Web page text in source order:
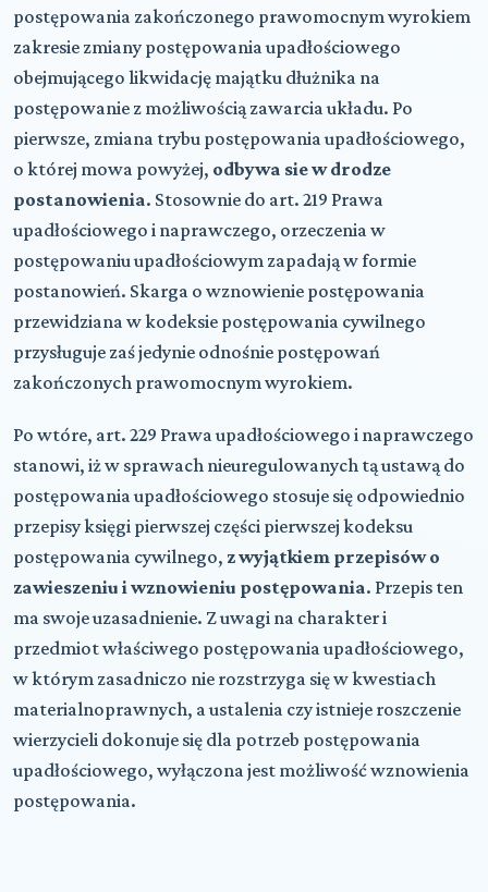
postępowania zakończonego prawomocnym wyrokiem
zakresie zmiany postępowania upadłościowego
obejmującego likwidację majątku dłużnika na
postępowanie z możliwością zawarcia układu. Po
pierwsze, zmiana trybu postępowania upadłościowego,
o której mowa powyżej, odbywa sie w drodze
postanowienia. Stosownie do art. 219 Prawa
upadłościowego i naprawczego, orzeczenia w
postępowaniu upadłościowym zapadają w formie
postanowień. Skarga o wznowienie postępowania
przewidziana w kodeksie postępowania cywilnego
przysługuje zaś jedynie odnośnie postępowań
zakończonych prawomocnym wyrokiem.
Po wtóre, art. 229 Prawa upadłościowego i naprawczego
stanowi, iż w sprawach nieuregulowanych tą ustawą do
postępowania upadłościowego stosuje się odpowiednio
przepisy księgi pierwszej części pierwszej kodeksu
postępowania cywilnego, z wyjątkiem przepisów o
zawieszeniu i wznowieniu postępowania. Przepis ten
ma swoje uzasadnienie. Z uwagi na charakter i
przedmiot właściwego postępowania upadłościowego,
w którym zasadniczo nie rozstrzyga się w kwestiach
materialnoprawnych, a ustalenia czy istnieje roszczenie
wierzycieli dokonuje się dla potrzeb postępowania
upadłościowego, wyłączona jest możliwość wznowienia
postępowania.